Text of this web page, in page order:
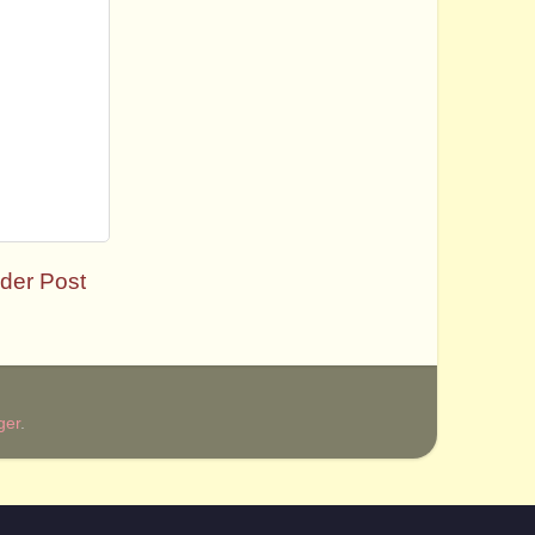
Post
.